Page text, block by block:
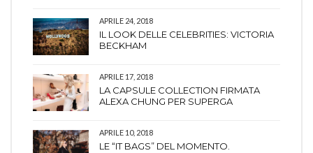
APRILE 24, 2018
IL LOOK DELLE CELEBRITIES: VICTORIA
BECKHAM
APRILE 17, 2018
LA CAPSULE COLLECTION FIRMATA
ALEXA CHUNG PER SUPERGA
APRILE 10, 2018
LE “IT BAGS” DEL MOMENTO.